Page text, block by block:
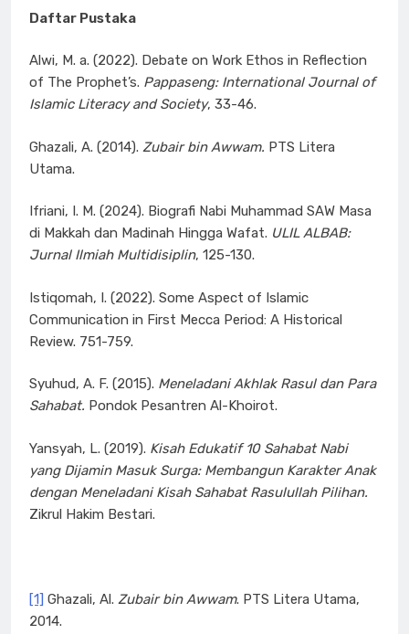
Daftar Pustaka
Alwi, M. a. (2022). Debate on Work Ethos in Reflection
of The Prophet’s. Pappaseng: International Journal of
Islamic Literacy and Society, 33-46.
Ghazali, A. (2014). Zubair bin Awwam. PTS Litera
Utama.
Ifriani, I. M. (2024). Biografi Nabi Muhammad SAW Masa
di Makkah dan Madinah Hingga Wafat. ULIL ALBAB:
Jurnal Ilmiah Multidisiplin, 125-130.
Istiqomah, I. (2022). Some Aspect of Islamic
Communication in First Mecca Period: A Historical
Review. 751-759.
Syuhud, A. F. (2015). Meneladani Akhlak Rasul dan Para
Sahabat. Pondok Pesantren Al-Khoirot.
Yansyah, L. (2019). Kisah Edukatif 10 Sahabat Nabi
yang Dijamin Masuk Surga: Membangun Karakter Anak
dengan Meneladani Kisah Sahabat Rasulullah Pilihan.
Zikrul Hakim Bestari.
[1] Ghazali, Al. Zubair bin Awwam. PTS Litera Utama,
2014.